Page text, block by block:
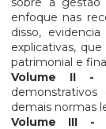
enfoque nas
disso,
explicativas,
patrimonial e
Volume II -
demais normas
Volume III -